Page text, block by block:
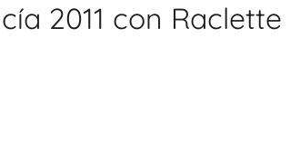
2011 con Raclette